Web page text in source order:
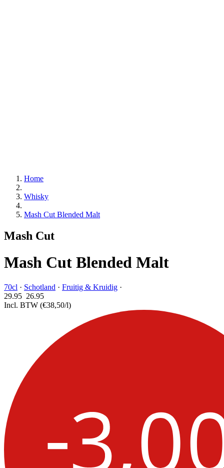
Home
Whisky
Mash Cut Blended Malt
Mash Cut
Mash Cut Blended Malt
70cl · Schotland · Fruitig & Kruidig ·
29.95 26.95
Incl. BTW (€38,50/l)